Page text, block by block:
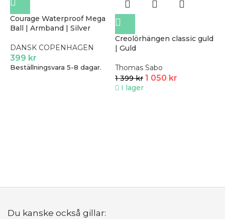
Courage Waterproof Mega
Ball | Armband | Silver
DANSK COPENHAGEN
399 kr
Beställningsvara 5-8 dagar.
Creolörhängen classic guld
| Guld
Thomas Sabo
1 399kr 1 050 kr
I lager
Du kanske också gillar: